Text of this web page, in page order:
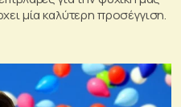
μία καλύτερη προσέγγιση.